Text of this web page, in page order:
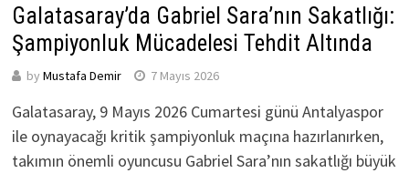
Galatasaray’da Gabriel Sara’nın Sakatlığı:
Şampiyonluk Mücadelesi Tehdit Altında
by Mustafa Demir 7 Mayıs 2026
Galatasaray, 9 Mayıs 2026 Cumartesi günü Antalyaspor
ile oynayacağı kritik şampiyonluk maçına hazırlanırken,
takımın önemli oyuncusu Gabriel Sara’nın sakatlığı büyük